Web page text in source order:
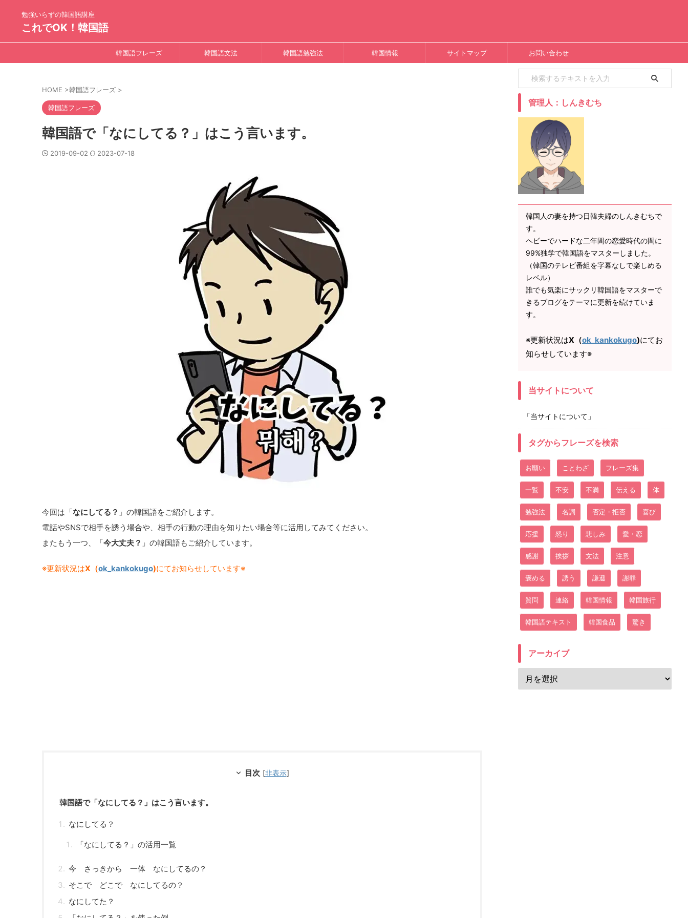
勉強いらずの韓国語講座
これでOK！韓国語
韓国語フレーズ 韓国語文法 韓国語勉強法 韓国情報 サイトマップ お問い合わせ
HOME >韓国語フレーズ >
韓国語フレーズ
韓国語で「なにしてる？」はこう言います。
2019-09-02 2023-07-18
今回は「なにしてる？ 」の韓国語をご紹介します。
電話やSNSで相手を誘う場合や、相手の行動の理由を知りたい場合等に活用してみてください。
またもう一つ、「今大丈夫？ 」の韓国語もご紹介しています。
※更新状況はX（ok_kankokugo)にてお知らせしています※
目次 [非表示]
韓国語で「なにしてる？」はこう言います。
なにしてる？
「なにしてる？」の活用一覧
今 さっきから 一体 なにしてるの？
そこで どこで なにしてるの？
なにしてた？
管理人：しんきむち
韓国人の妻を持つ日韓夫婦のしんきむちで
す。
ヘビーでハードな二年間の恋愛時代の間に
99%独学で韓国語をマスターしました。
（韓国のテレビ番組を字幕なしで楽しめる
レベル）
誰でも気楽にサックリ韓国語をマスターで
きるブログをテーマに更新を続けていま
す。
※更新状況はX（ok_kankokugo)にてお
知らせしています※
当サイトについて
「当サイトについて」
タグからフレーズを検索
お願い ことわざ フレーズ集
一覧 不安 不満 伝える 体
勉強法 名詞 否定・拒否 喜び
応援 怒り 悲しみ 愛・恋
感謝 挨拶 文法 注意
褒める 誘う 謙遜 謝罪
質問 連絡 韓国情報 韓国旅行
韓国語テキスト 韓国食品 驚き
アーカイブ